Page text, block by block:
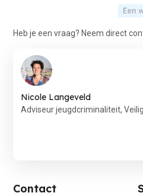
Heb je een vraag? Neem direct
Nicole Langeveld
Adviseur jeugdcriminaliteit,
Contact